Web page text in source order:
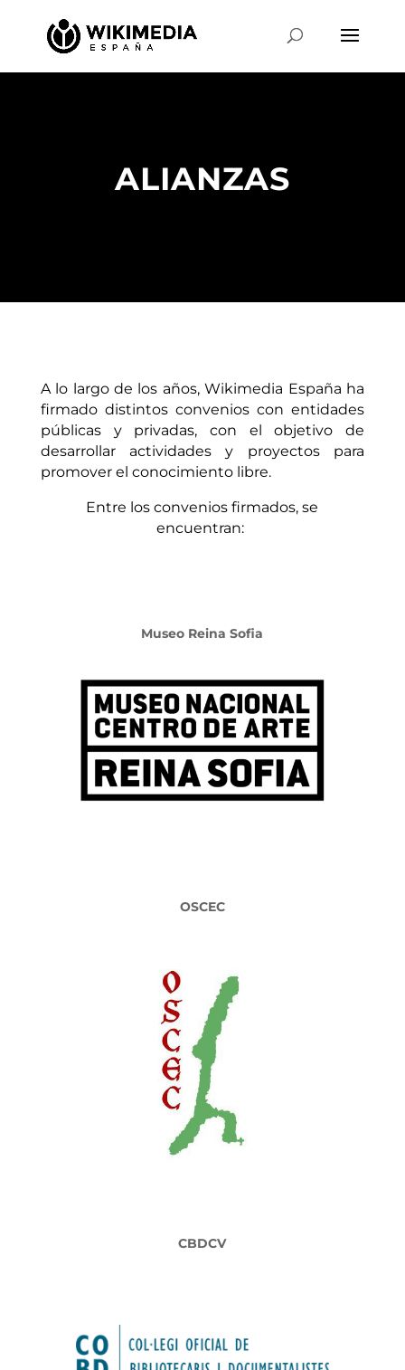
ALIANZAS
A lo largo de los años, Wikimedia España ha
firmado distintos convenios con entidades
públicas y privadas, con el objetivo de
desarrollar actividades y proyectos para
promover el conocimiento libre.
Entre los convenios firmados, se
encuentran:
Museo Reina Sofia
OSCEC
CBDCV